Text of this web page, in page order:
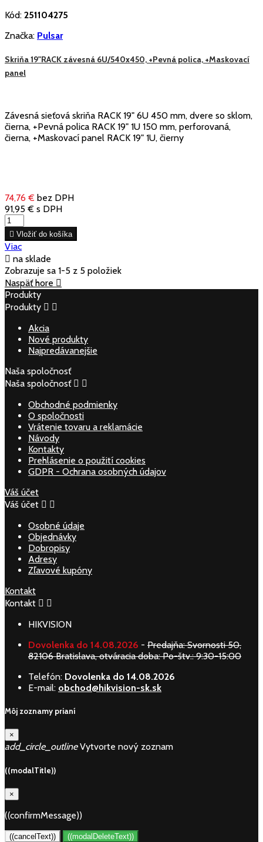
Kód: 251104275
Značka: Pulsar
Skriňa 19"RACK závesná 6U/540x450, +Pevná polica, +Maskovací
panel
Závesná sieťová skriňa RACK 19" 6U 450 mm, dvere so sklom,
čierna, +Pevná polica RACK 19" 1U 150 mm, perforovaná,
čierna, +Maskovací panel RACK 19" 1U, čierny
74,76 € bez DPH
91,95 € s DPH
 Vložiť do košíka
Viac
 na sklade
Zobrazuje sa 1-5 z 5 položiek
Naspäť hore 
Produkty
Produkty  
Akcia
Nové produkty
Najpredávanejšie
Naša spoločnosť
Naša spoločnosť  
Obchodné podmienky
O spoločnosti
Vrátenie tovaru a reklamácie
Návody
Kontakty
Prehlásenie o použití cookies
GDPR - Ochrana osobných údajov
Váš účet
Váš účet  
Osobné údaje
Objednávky
Dobropisy
Adresy
Zľavové kupóny
Kontakt
Kontakt  
HIKVISION
Dovolenka do 14.08.2026 - Predajňa: Svornosti 50,
82106 Bratislava, otváracia doba: Po-štv.: 9:30-15:00
Telefón: Dovolenka do 14.08.2026
E-mail: obchod@hikvision-sk.sk
Môj zoznamy prianí
×
add_circle_outlineVytvorte nový zoznam
((modalTitle))
×
((confirmMessage))
((cancelText)) ((modalDeleteText))